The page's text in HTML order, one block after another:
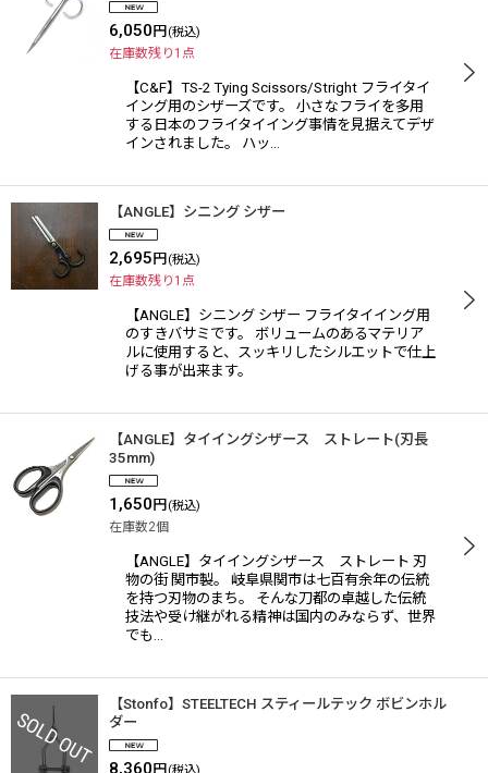
6,050 円 (税込)
在庫数残り1点
【C&F】TS-2 Tying Scissors/Stright フライタイ
イング用のシザーズです。 小さなフライを多用
する日本のフライタイイング事情を見据えてデザ
インされました。 ハッ…
【ANGLE】シニング シザー
2,695 円 (税込)
在庫数残り1点
【ANGLE】シニング シザー フライタイイング用
のすきバサミです。 ボリュームのあるマテリア
ルに使用すると、スッキリしたシルエットで仕上
げる事が出来ます。
【ANGLE】タイイングシザース ストレート(刃長
35mm)
1,650 円 (税込)
在庫数2個
【ANGLE】タイイングシザース ストレート 刃
物の街 関市製。 岐阜県関市は七百有余年の伝統
を持つ刃物のまち。 そんな刀都の卓越した伝統
技法や受け継がれる精神は国内のみならず、世界
でも…
【Stonfo】STEELTECH スティールテック ボビンホル
ダー
8,360 円 (税込)